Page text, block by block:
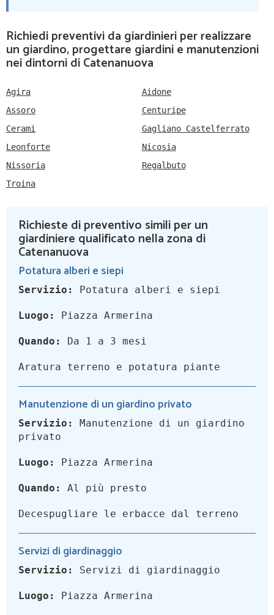
Richiedi preventivi da giardinieri per realizzare
un giardino, progettare giardini e manutenzioni
nei dintorni di Catenanuova
Agira
Aidone
Assoro
Centuripe
Cerami
Gagliano Castelferrato
Leonforte
Nicosia
Nissoria
Regalbuto
Troina
Richieste di preventivo simili per un
giardiniere qualificato nella zona di
Catenanuova
Potatura alberi e siepi
Servizio: Potatura alberi e siepi
Luogo: Piazza Armerina
Quando: Da 1 a 3 mesi
Aratura terreno e potatura piante
Manutenzione di un giardino privato
Servizio:
Manutenzione di un giardino
privato
Luogo: Piazza Armerina
Quando: Al più presto
Decespugliare le erbacce dal terreno
Servizi di giardinaggio
Servizio: Servizi di giardinaggio
Luogo: Piazza Armerina